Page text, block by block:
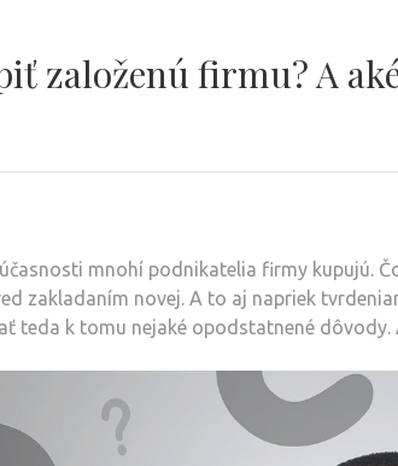
založenú firmu? A
mnohí podnikatelia firmy kupujú.
zakladaním novej. A to aj napriek
teda k tomu nejaké opodstatnené dôvody.